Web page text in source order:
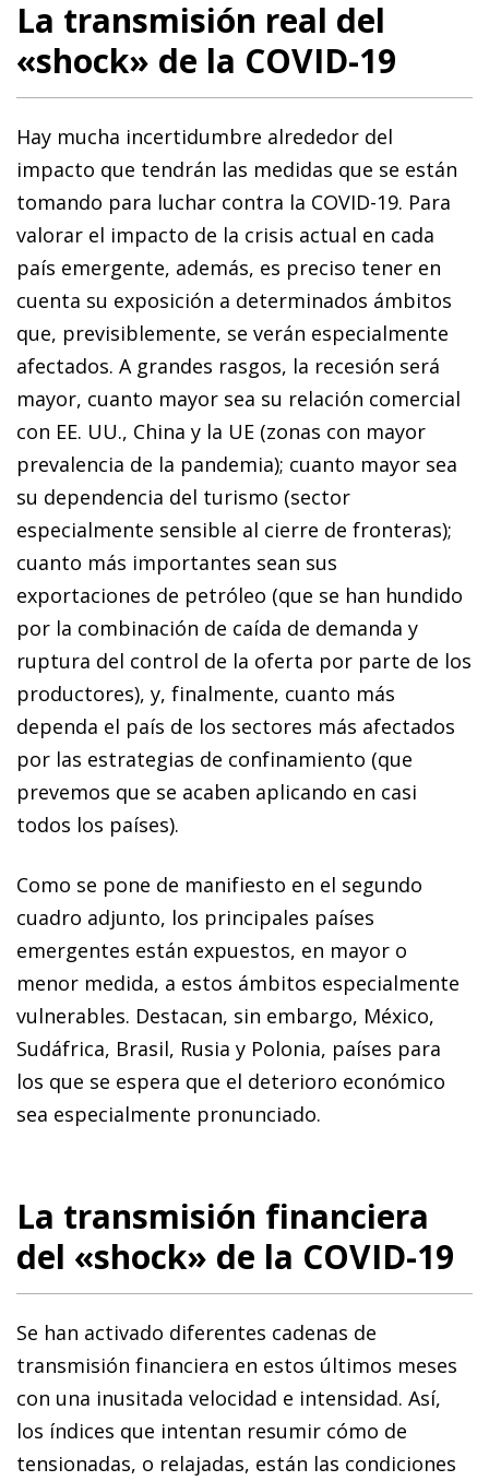
La transmisión real del
«shock» de la COVID-19
Hay mucha incertidumbre alrededor del
impacto que tendrán las medidas que se están
tomando para luchar contra la COVID-19. Para
valorar el impacto de la crisis actual en cada
país emergente, además, es preciso tener en
cuenta su exposición a determinados ámbitos
que, previsiblemente, se verán especialmente
afectados. A grandes rasgos, la recesión será
mayor, cuanto mayor sea su relación comercial
con EE. UU., China y la UE (zonas con mayor
prevalencia de la pandemia); cuanto mayor sea
su dependencia del turismo (sector
especialmente sensible al cierre de fronteras);
cuanto más importantes sean sus
exportaciones de petróleo (que se han hundido
por la combinación de caída de demanda y
ruptura del control de la oferta por parte de los
productores), y, finalmente, cuanto más
dependa el país de los sectores más afectados
por las estrategias de confinamiento (que
prevemos que se acaben aplicando en casi
todos los países).
Como se pone de manifiesto en el segundo
cuadro adjunto, los principales países
emergentes están expuestos, en mayor o
menor medida, a estos ámbitos especialmente
vulnerables. Destacan, sin embargo, México,
Sudáfrica, Brasil, Rusia y Polonia, países para
los que se espera que el deterioro económico
sea especialmente pronunciado.
La transmisión financiera
del «shock» de la COVID-19
Se han activado diferentes cadenas de
transmisión financiera en estos últimos meses
con una inusitada velocidad e intensidad. Así,
los índices que intentan resumir cómo de
tensionadas, o relajadas, están las condiciones